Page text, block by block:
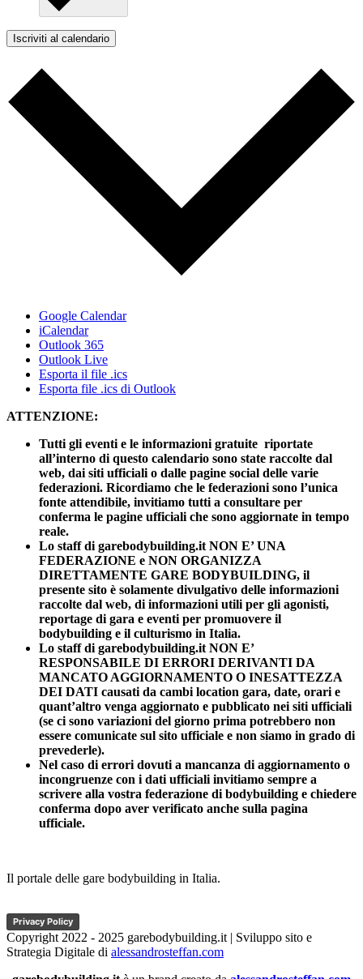
Iscriviti al calendario
Google Calendar
iCalendar
Outlook 365
Outlook Live
Esporta il file .ics
Esporta file .ics di Outlook
ATTENZIONE:
Tutti gli eventi e le informazioni gratuite riportate
all’interno di questo calendario sono state raccolte dal
web, dai siti ufficiali o dalle pagine social delle varie
federazioni. Ricordiamo che le federazioni sono l’unica
fonte attendibile, invitiamo tutti a consultare per
conferma le pagine ufficiali che sono aggiornate in tempo
reale.
Lo staff di garebodybuilding.it NON E’ UNA
FEDERAZIONE e NON ORGANIZZA
DIRETTAMENTE GARE BODYBUILDING, il
presente sito è solamente divulgativo delle informazioni
raccolte dal web, di informazioni utili per gli agonisti,
reportage di gara e eventi per promuovere il
bodybuilding e il culturismo in Italia.
Lo staff di garebodybuilding.it NON E’
RESPONSABILE DI ERRORI DERIVANTI DA
MANCATO AGGIORNAMENTO O INESATTEZZA
DEI DATI causati da cambi location gara, date, orari e
quant’altro venga aggiornato e pubblicato nei siti ufficiali
(se ci sono variazioni del giorno prima potrebbero non
essere comunicate sul sito ufficiale e non siamo in grado di
prevederle).
Nel caso di errori dovuti a mancanza di aggiornamento o
incongruenze con i dati ufficiali invitiamo sempre a
scrivere alla vostra federazione di bodybuilding e chiedere
conferma dopo aver verificato anche sulla pagina
ufficiale.
Il portale delle gare bodybuilding in Italia.
Privacy Policy
Copyright 2022 - 2025 garebodybuilding.it | Sviluppo sito e
Strategia Digitale di alessandrosteffan.com